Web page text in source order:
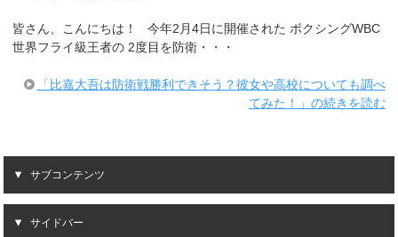
皆さん、こんにちは！ 今年2月4日に開催された ボクシングWBC
世界フライ級王者の 2度目を防衛・・・
「比嘉大吾は防衛戦勝利できそう？彼女や高校についても調べ
てみた！」の続きを読む
サブコンテンツ
サイドバー